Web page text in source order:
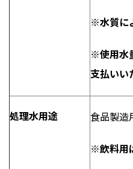
※水質に
※使用水
支払いい
処理水用途 食品製造
※飲料用